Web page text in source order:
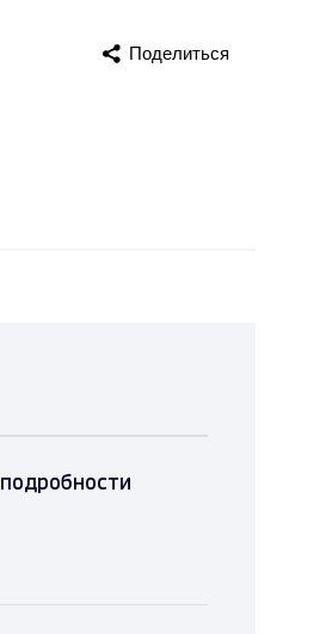
Поделиться